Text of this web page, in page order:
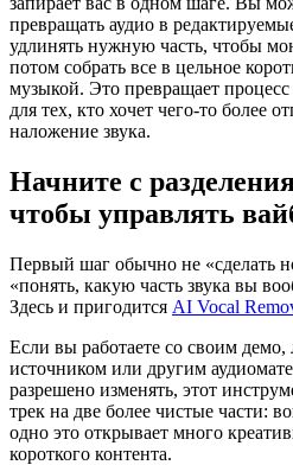
превращать аудио в
удлинять нужную часть, чтобы
потом собрать все в цельное
музыкой. Это превращает
для тех, кто хочет чего‑то более
наложение звука.
Начните с
чтобы управлять
Первый шаг обычно не «сделать
«понять, какую часть звука вы
Здесь и пригодится AI Vocal
Если вы работаете со своим
источником или другим
разрешено изменять, этот
трек на две более чистые части:
одно это открывает много
короткого контента.